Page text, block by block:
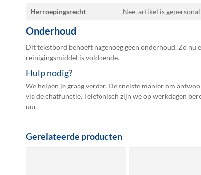
Herroepingsrecht
Nee, artikel is
Onderhoud
Dit tekstbord behoeft nagenoeg geen onderhoud. Zo nu
reinigingsmiddel is voldoende.
Hulp nodig?
We helpen je graag verder. De snelste manier om
via de chatfunctie. Telefonisch zijn we op werkdagen
uur.
Gerelateerde producten